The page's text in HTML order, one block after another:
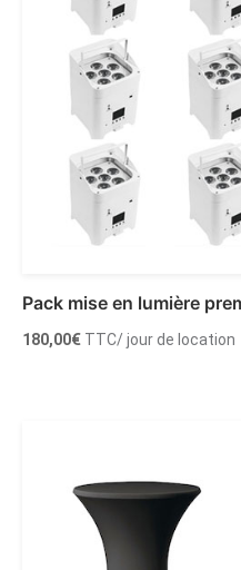
Pack mise en lumière
180,00€ TTC/ jour de location